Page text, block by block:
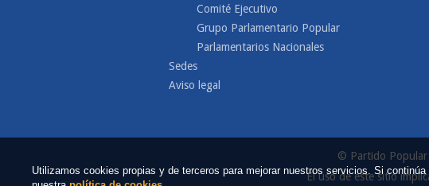
Comité Ejecutivo
Grupo Parlamentario Popular
Parlamentarios Nacionales
Sedes
Aviso legal
© Partido Popular
El uso de este sitio
Utilizamos cookies propias y de terceros para mejorar nuestros servicios. Si